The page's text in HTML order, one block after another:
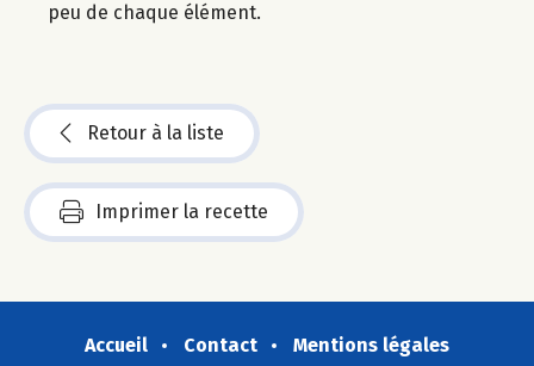
peu de chaque élément.
Retour à la liste
Imprimer la recette
Accueil Contact
Mentions légales